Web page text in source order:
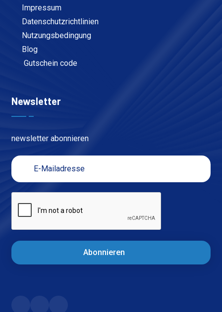
Impressum
Datenschutzrichtlinien
Nutzungsbedingung
Blog
Gutschein code
Newsletter
newsletter abonnieren
Abonnieren